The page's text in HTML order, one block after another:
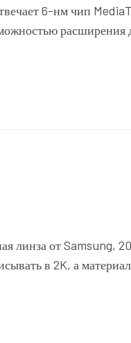
6-нм чип
расширения
линза от Samsung,
в 2K, а